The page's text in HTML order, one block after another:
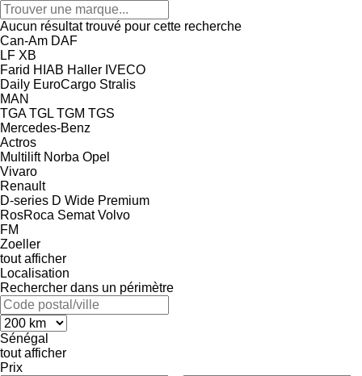
Aucun résultat trouvé pour cette recherche
Can-Am DAF
LF XB
Farid HIAB Haller IVECO
Daily EuroCargo Stralis
MAN
TGA TGL TGM TGS
Mercedes-Benz
Actros
Multilift Norba Opel
Vivaro
Renault
D-series D Wide Premium
RosRoca Semat Volvo
FM
Zoeller
tout afficher
Localisation
Rechercher dans un périmètre
Sénégal
tout afficher
Prix